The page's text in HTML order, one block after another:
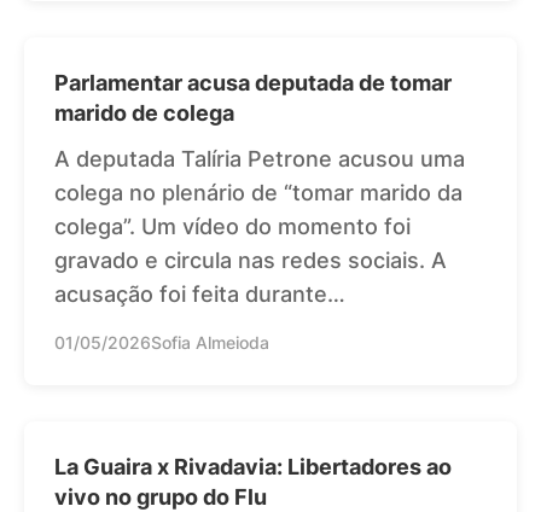
Parlamentar acusa deputada de tomar
marido de colega
A deputada Talíria Petrone acusou uma
colega no plenário de “tomar marido da
colega”. Um vídeo do momento foi
gravado e circula nas redes sociais. A
acusação foi feita durante…
01/05/2026Sofia Almeioda
La Guaira x Rivadavia: Libertadores ao
vivo no grupo do Flu